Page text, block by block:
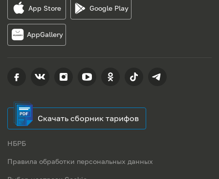
App Store Google Play
AppGallery
Скачать сборник тарифов
НБРБ
Правила обработки персональных данных